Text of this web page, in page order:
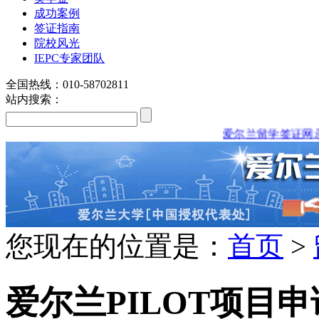
成功案例
签证指南
院校风光
IEPC专家团队
全国热线：010-58702811
站内搜索：
爱尔兰留学签证网录取
louis vuitton explorateur terre
seattle seahawks jerseys for kids
您现在的位置是： 首页 >
爱尔兰PILOT项目